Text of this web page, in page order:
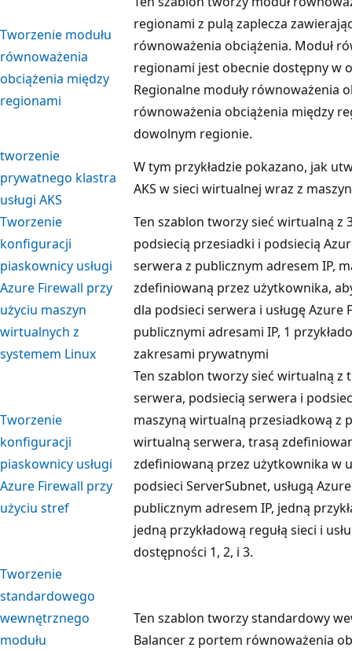
Tworzenie modułu
równoważenia
obciążenia między
regionami
regionami z pulą zaplecza
równoważenia obciążenia. Moduł
regionami jest obecnie dostępny w
Regionalne moduły równoważenia
równoważenia obciążenia między
dowolnym regionie.
tworzenie
prywatnego klastra
usługi AKS
W tym przykładzie pokazano, jak
AKS w sieci wirtualnej wraz z
Tworzenie
konfiguracji
piaskownicy usługi
Azure Firewall przy
użyciu maszyn
wirtualnych z
systemem Linux
Ten szablon tworzy sieć wirtualną z
podsiecią przesiadki i podsiecią
serwera z publicznym adresem IP,
zdefiniowaną przez użytkownika,
dla podsieci serwera i usługę Azure
publicznymi adresami IP, 1
zakresami prywatnymi
Tworzenie
konfiguracji
piaskownicy usługi
Azure Firewall przy
użyciu stref
Ten szablon tworzy sieć wirtualną z
serwera, podsiecią serwera i
maszyną wirtualną przesiadkową z
wirtualną serwera, trasą
zdefiniowaną przez użytkownika w
podsieci ServerSubnet, usługą
publicznym adresem IP, jedną
jedną przykładową regułą sieci i
dostępności 1, 2, i 3.
Tworzenie
standardowego
wewnętrznego
modułu
Ten szablon tworzy standardowy
Balancer z portem równoważenia